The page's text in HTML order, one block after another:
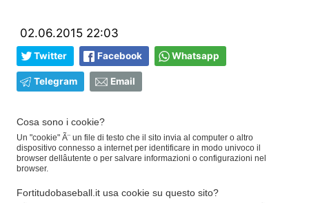
02.06.2015 22:03
Twitter Facebook Whatsapp
Telegram Email
Cosa sono i cookie?
Un "cookie" Ã¨ un file di testo che il sito invia al computer o altro
dispositivo connesso a internet per identificare in modo univoco il
browser dellâutente o per salvare informazioni o configurazioni nel
browser.
Fortitudobaseball.it usa cookie su questo sito?